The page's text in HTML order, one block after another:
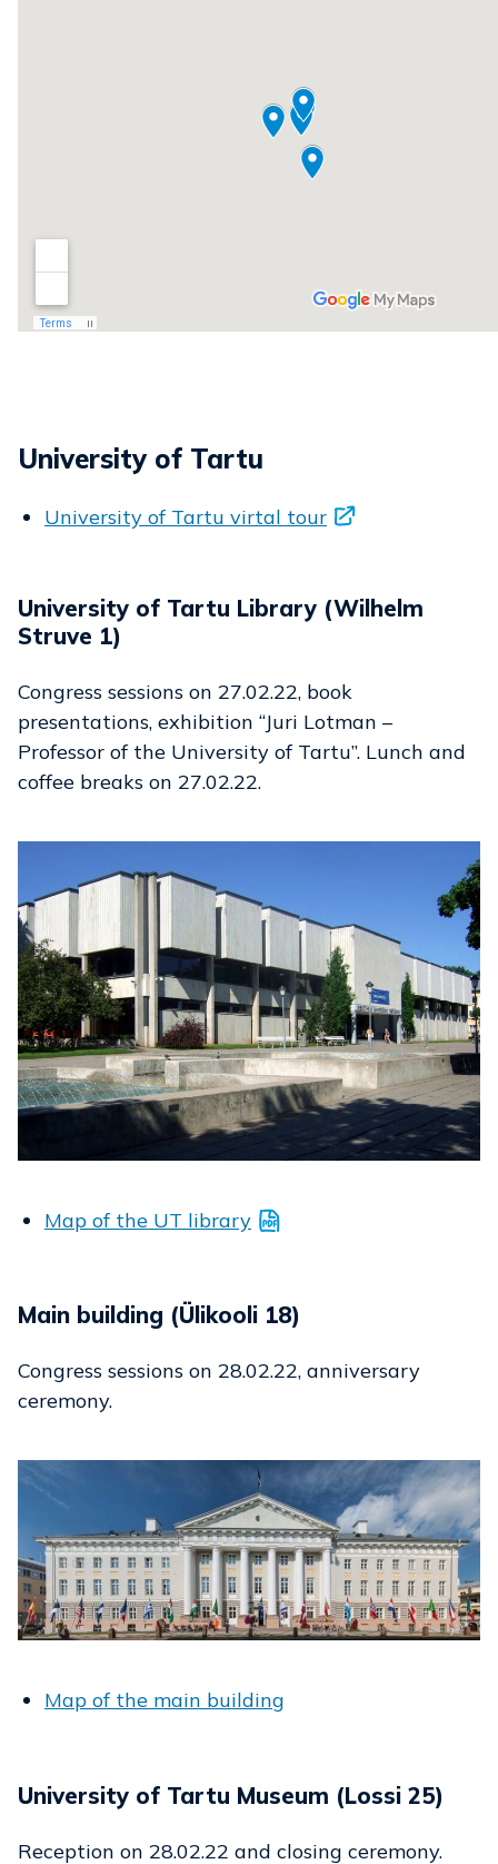
University of Tartu
University of Tartu virtal tour
University of Tartu Library (Wilhelm
Struve 1)
Congress sessions on 27.02.22, book
presentations, exhibition “Juri Lotman –
Professor of the University of Tartu”. Lunch and
coffee breaks on 27.02.22.
Map of the UT library
Main building (Ülikooli 18)
Congress sessions on 28.02.22, anniversary
ceremony.
Map of the main building
University of Tartu Museum (Lossi 25)
Reception on 28.02.22 and closing ceremony.